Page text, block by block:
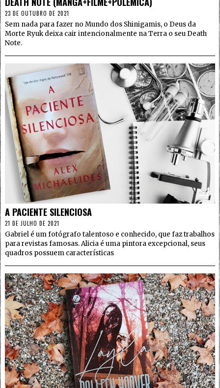
23 DE OUTUBRO DE 2021
Sem nada para fazer no Mundo dos Shinigamis, o Deus da
Morte Ryuk deixa cair intencionalmente na Terra o seu Death
Note.
4
A PACIENTE SILENCIOSA
21 DE JULHO DE 2021
Gabriel é um fotógrafo talentoso e conhecido, que faz trabalhos
para revistas famosas. Alicia é uma pintora excepcional, seus
quadros possuem características